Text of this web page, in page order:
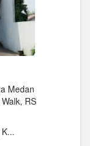
Medan
RS